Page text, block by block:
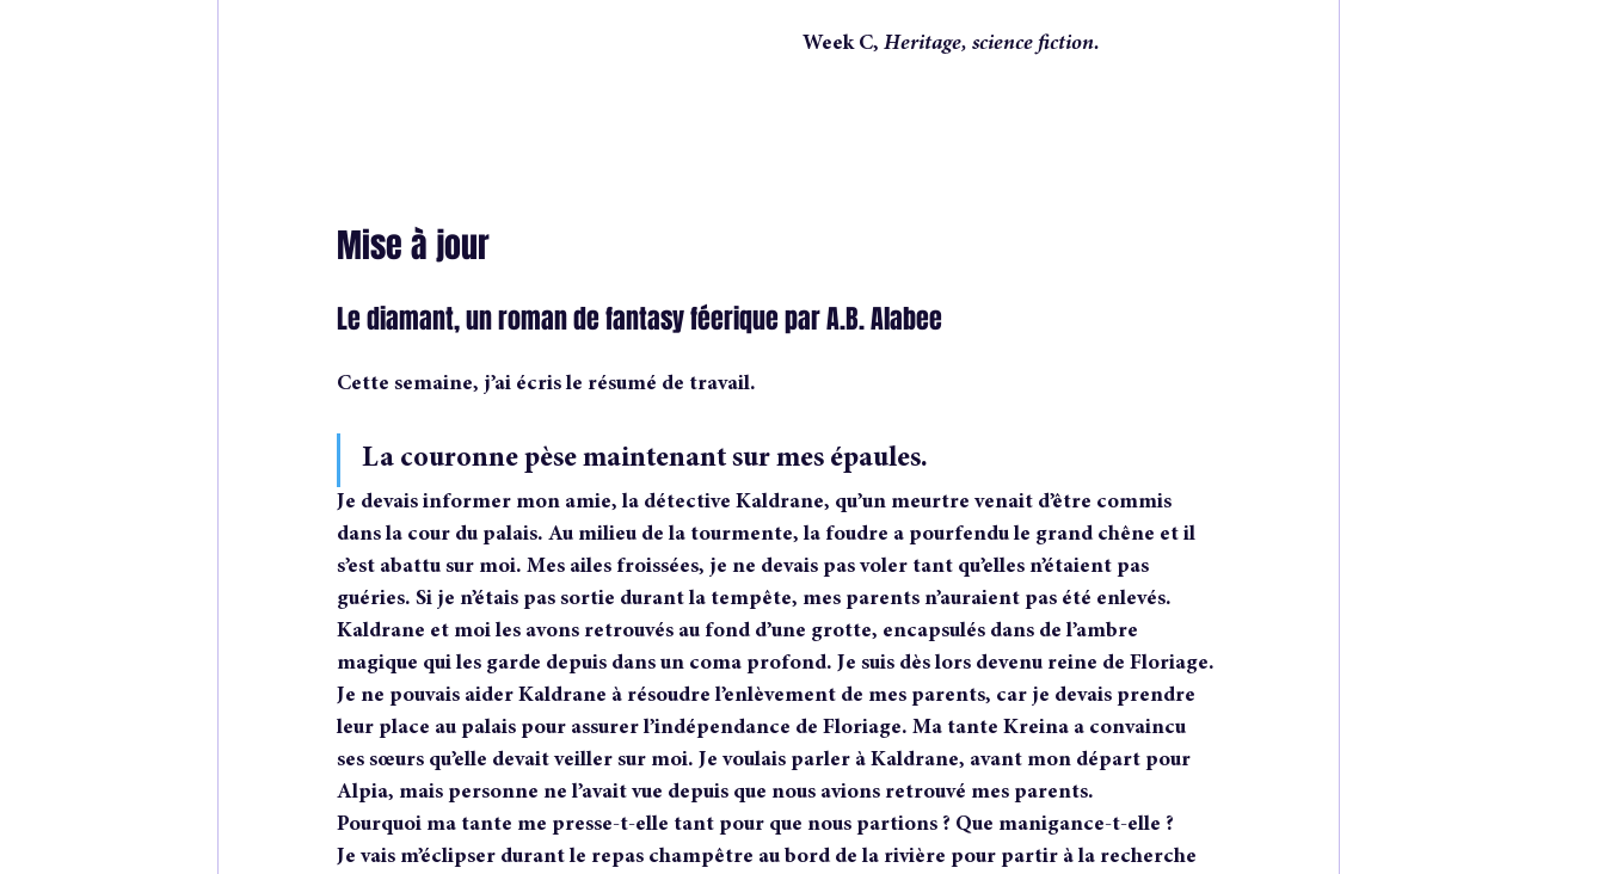
Week C, Heritage, science fiction.
Mise à jour
Le diamant, un roman de fantasy féerique par A.B. Alabee
Cette semaine, j’ai écris le résumé de travail.
La couronne pèse maintenant sur mes épaules.
Je devais informer mon amie, la détective Kaldrane, qu’un meurtre venait d’être commis
dans la cour du palais. Au milieu de la tourmente, la foudre a pourfendu le grand chêne et il
s’est abattu sur moi. Mes ailes froissées, je ne devais pas voler tant qu’elles n’étaient pas
guéries. Si je n’étais pas sortie durant la tempête, mes parents n’auraient pas été enlevés.
Kaldrane et moi les avons retrouvés au fond d’une grotte, encapsulés dans de l’ambre
magique qui les garde depuis dans un coma profond. Je suis dès lors devenu reine de Floriage.
Je ne pouvais aider Kaldrane à résoudre l’enlèvement de mes parents, car je devais prendre
leur place au palais pour assurer l’indépendance de Floriage. Ma tante Kreina a convaincu
ses sœurs qu’elle devait veiller sur moi. Je voulais parler à Kaldrane, avant mon départ pour
Alpia, mais personne ne l’avait vue depuis que nous avions retrouvé mes parents.
Pourquoi ma tante me presse-t-elle tant pour que nous partions ? Que manigance-t-elle ?
Je vais m’éclipser durant le repas champêtre au bord de la rivière pour partir à la recherche